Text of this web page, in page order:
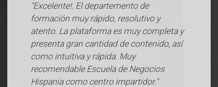
"Excelente!. El departemento de
formación muy rápido, resolutivo y
atento. La plataforma es muy completa y
presenta gran cantidad de contenido, así
como intuitiva y rápida. Muy
recomendable Escuela de Negocios
Hispania como centro impartidor."